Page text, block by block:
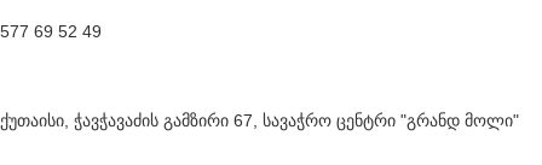
577 69 52 49
ქუთაისი, ჭავჭავაძის გამზირი 67, სავაჭრო ცენტრი "გრანდ მოლი"